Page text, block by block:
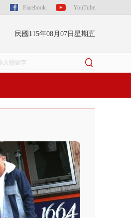
Facebook YouTube
民國115年08月07日星期五